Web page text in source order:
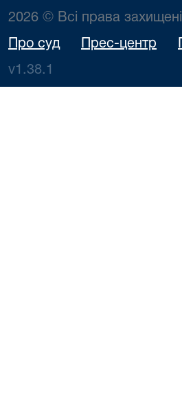
2026 © Всі права захищені
Про суд Прес-центр
v1.38.1